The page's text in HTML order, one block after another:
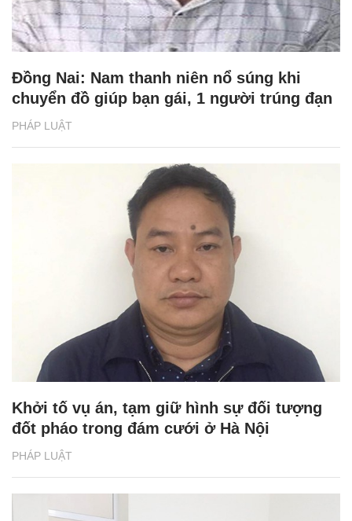
PHÁP LUẬT
Đồng Nai: Nam thanh niên nổ súng khi
chuyển đồ giúp bạn gái, 1 người trúng đạn
PHÁP LUẬT
Khởi tố vụ án, tạm giữ hình sự đối tượng
đốt pháo trong đám cưới ở Hà Nội